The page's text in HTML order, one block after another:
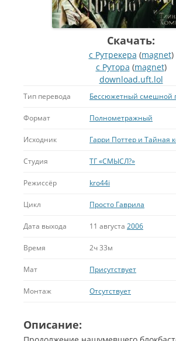
Скачать:
с Рутрекера (magnet)
с Рутора (magnet)
download.uft.lol
Тип перевода Бессюжетный смешной
Формат Полнометражный
Исходник Гарри Поттер и Тайная
Студия ТГ «СМЫСЛ?»
Режиссёр kro44i
Цикл Просто Гаврила
Дата выхода 11 августа 2006
Время 2ч 33м
Мат Присутствует
Монтаж Отсутствует
Описание: